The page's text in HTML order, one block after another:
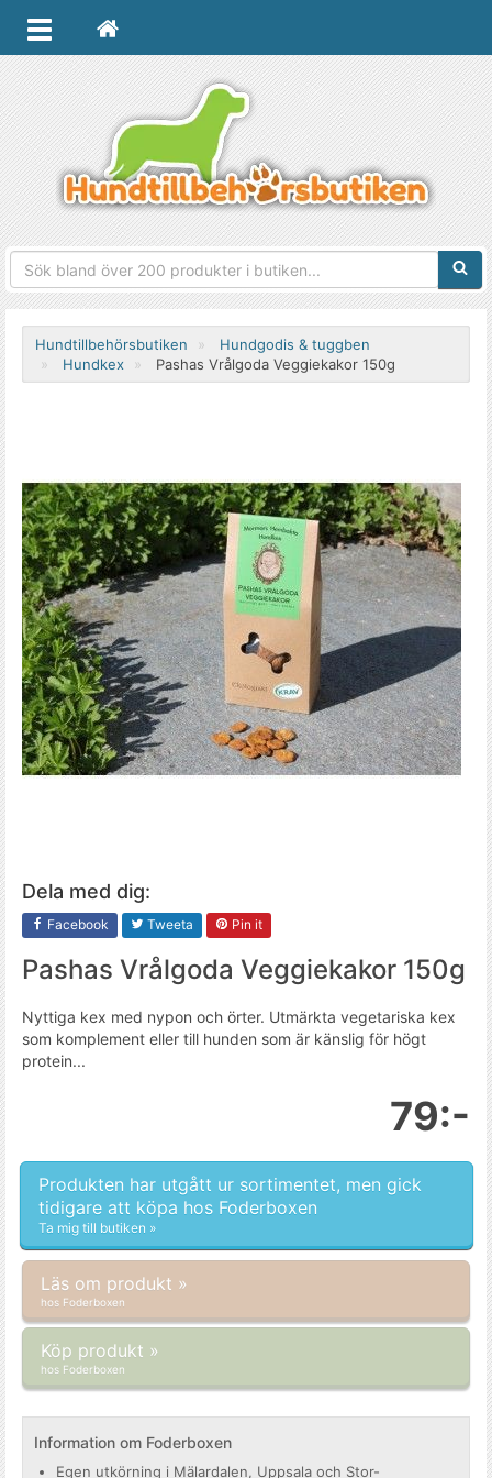
Hundtillbehörsbutiken
Hundgodis & tuggben
Hundkex
Pashas Vrålgoda Veggiekakor 150g
Dela med dig:
Facebook Tweeta Pin it
Pashas Vrålgoda Veggiekakor 150g
Nyttiga kex med nypon och örter. Utmärkta vegetariska kex
som komplement eller till hunden som är känslig för högt
protein...
79:-
Produkten har utgått ur sortimentet, men gick
tidigare att köpa hos Foderboxen
Ta mig till butiken »
Läs om produkt »
hos Foderboxen
Köp produkt »
hos Foderboxen
Information om Foderboxen
Egen utkörning i Mälardalen, Uppsala och Stor-